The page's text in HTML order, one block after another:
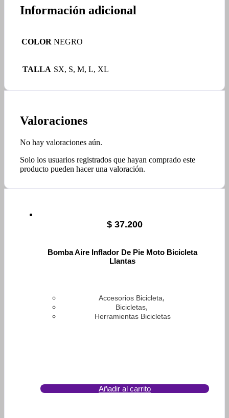
Información adicional
COLOR NEGRO
TALLA SX, S, M, L, XL
Valoraciones
No hay valoraciones aún.
Solo los usuarios registrados que hayan comprado este
producto pueden hacer una valoración.
$ 37.200
Bomba Aire Inflador De Pie Moto Bicicleta
Llantas
Accesorios Bicicleta,
Bicicletas,
Herramientas Bicicletas
Añadir al carrito